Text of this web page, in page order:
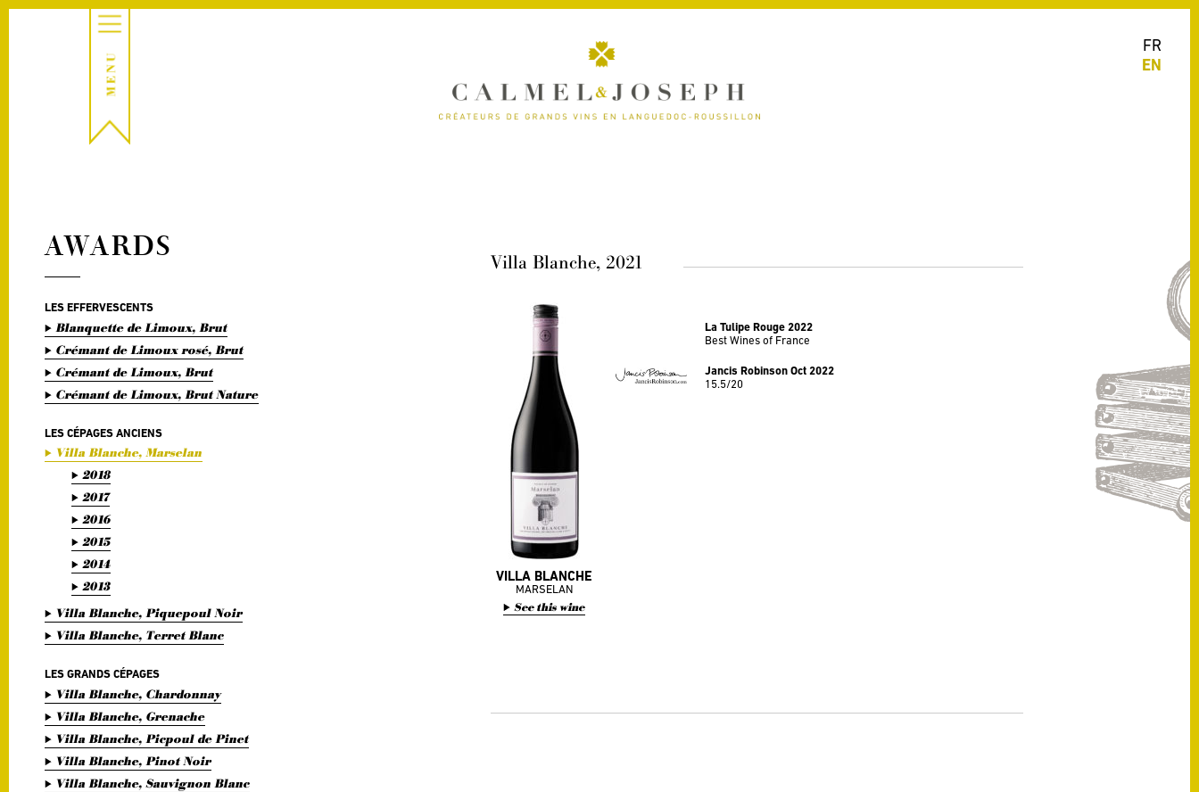
FR
EN
AWARDS
LES EFFERVESCENTS
Blanquette de Limoux, Brut
Crémant de Limoux rosé, Brut
Crémant de Limoux, Brut
Crémant de Limoux, Brut Nature
LES CÉPAGES ANCIENS
Villa Blanche, Marselan
2018
2017
2016
2015
2014
2013
Villa Blanche, Piquepoul Noir
Villa Blanche, Terret Blanc
LES GRANDS CÉPAGES
Villa Blanche, Chardonnay
Villa Blanche, Grenache
Villa Blanche, Picpoul de Pinet
Villa Blanche, Pinot Noir
Villa Blanche, Sauvignon Blanc
Villa Blanche, 2021
VILLA BLANCHE
MARSELAN
See this wine
La Tulipe Rouge 2022
Best Wines of France
Jancis Robinson Oct 2022
15.5/20